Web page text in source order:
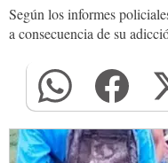
Según los informes
a consecuencia de su